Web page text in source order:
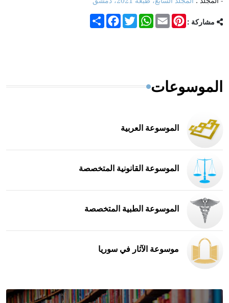
مشاركة : Share
FacebookTwitter
WhatsAppEmail
Pinterest
الموسوعات
الموسوعة العربية
الموسوعة القانونية المتخصصة
الموسوعة الطبية المتخصصة
موسوعة الآثار في سوريا